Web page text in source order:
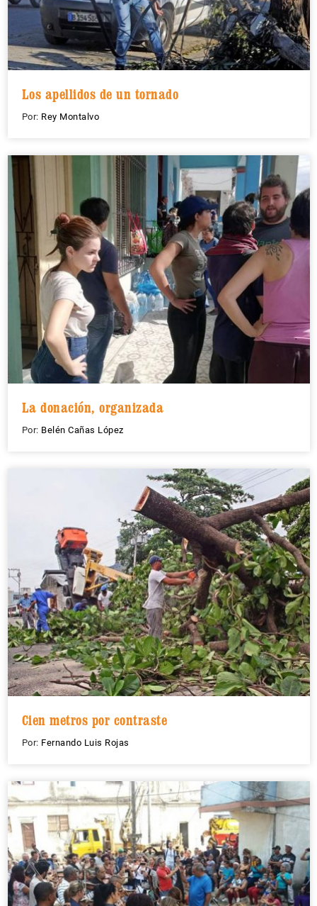
Los apellidos de un tornado
Por: Rey Montalvo
La donación, organizada
Por: Belén Cañas López
Cien metros por contraste
Por: Fernando Luis Rojas